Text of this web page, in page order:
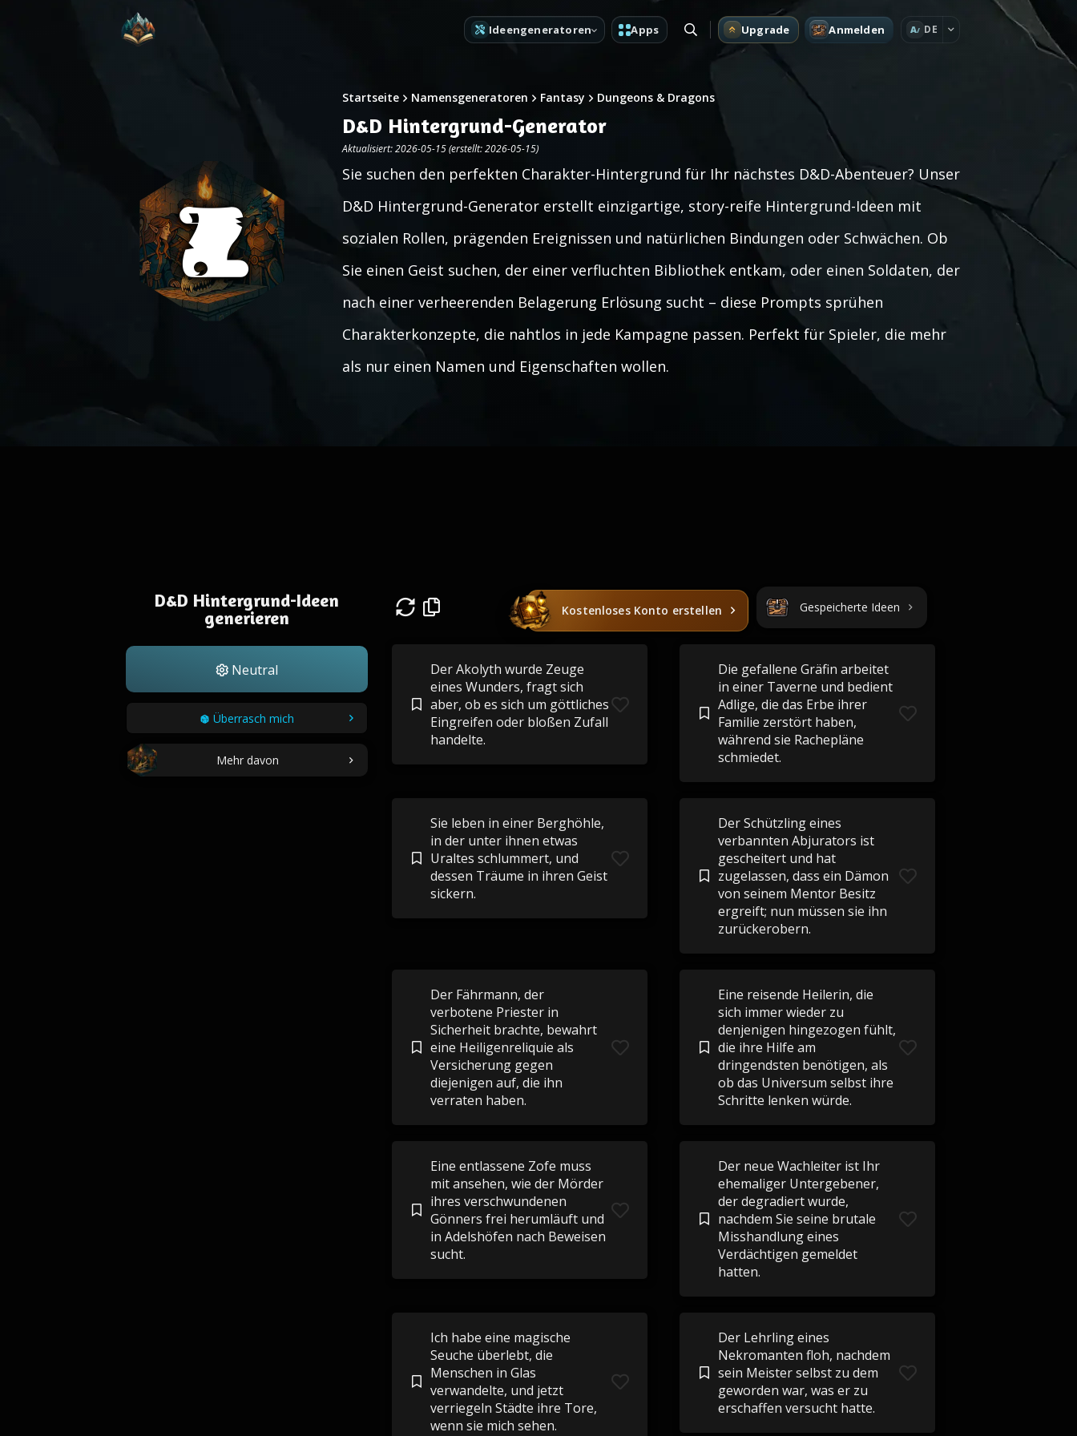
Ideengeneratoren Apps Upgrade Anmelden A DE
Startseite Namensgeneratoren Fantasy Dungeons & Dragons
D&D Hintergrund-Generator
Aktualisiert: 2026-05-15 (erstellt: 2026-05-15)
Sie suchen den perfekten Charakter-Hintergrund für Ihr nächstes D&D-Abenteuer? Unser
D&D Hintergrund-Generator erstellt einzigartige, story-reife Hintergrund-Ideen mit
sozialen Rollen, prägenden Ereignissen und natürlichen Bindungen oder Schwächen. Ob
Sie einen Geist suchen, der einer verfluchten Bibliothek entkam, oder einen Soldaten, der
nach einer verheerenden Belagerung Erlösung sucht – diese Prompts sprühen
Charakterkonzepte, die nahtlos in jede Kampagne passen. Perfekt für Spieler, die mehr
als nur einen Namen und Eigenschaften wollen.
D&D Hintergrund-Ideen
generieren
Neutral
Überrasch mich
Mehr davon
Kostenloses Konto erstellen Gespeicherte Ideen
Der Akolyth wurde Zeuge
eines Wunders, fragt sich
aber, ob es sich um göttliches
Eingreifen oder bloßen Zufall
handelte.
Die gefallene Gräfin arbeitet
in einer Taverne und bedient
Adlige, die das Erbe ihrer
Familie zerstört haben,
während sie Rachepläne
schmiedet.
Sie leben in einer Berghöhle,
in der unter ihnen etwas
Uraltes schlummert, und
dessen Träume in ihren Geist
sickern.
Der Schützling eines
verbannten Abjurators ist
gescheitert und hat
zugelassen, dass ein Dämon
von seinem Mentor Besitz
ergreift; nun müssen sie ihn
zurückerobern.
Der Fährmann, der
verbotene Priester in
Sicherheit brachte, bewahrt
eine Heiligenreliquie als
Versicherung gegen
diejenigen auf, die ihn
verraten haben.
Eine reisende Heilerin, die
sich immer wieder zu
denjenigen hingezogen fühlt,
die ihre Hilfe am
dringendsten benötigen, als
ob das Universum selbst ihre
Schritte lenken würde.
Eine entlassene Zofe muss
mit ansehen, wie der Mörder
ihres verschwundenen
Gönners frei herumläuft und
in Adelshöfen nach Beweisen
sucht.
Der neue Wachleiter ist Ihr
ehemaliger Untergebener,
der degradiert wurde,
nachdem Sie seine brutale
Misshandlung eines
Verdächtigen gemeldet
hatten.
Ich habe eine magische
Seuche überlebt, die
Menschen in Glas
verwandelte, und jetzt
verriegeln Städte ihre Tore,
wenn sie mich sehen.
Der Lehrling eines
Nekromanten floh, nachdem
sein Meister selbst zu dem
geworden war, was er zu
erschaffen versucht hatte.